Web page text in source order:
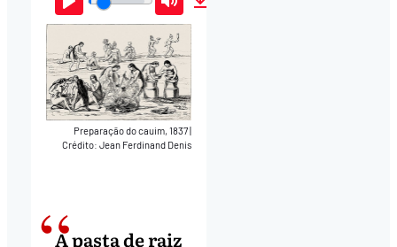
Play Mute
Preparação do cauim, 1837|
Crédito: Jean Ferdinand Denis
A pasta de raiz